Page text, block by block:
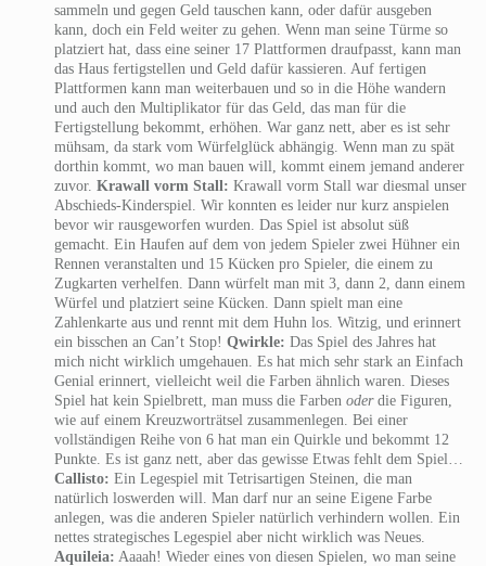
sammeln und gegen Geld tauschen kann, oder dafür ausgeben
kann, doch ein Feld weiter zu gehen. Wenn man seine Türme so
platziert hat, dass eine seiner 17 Plattformen draufpasst, kann man
das Haus fertigstellen und Geld dafür kassieren. Auf fertigen
Plattformen kann man weiterbauen und so in die Höhe wandern
und auch den Multiplikator für das Geld, das man für die
Fertigstellung bekommt, erhöhen. War ganz nett, aber es ist sehr
mühsam, da stark vom Würfelglück abhängig. Wenn man zu spät
dorthin kommt, wo man bauen will, kommt einem jemand anderer
zuvor. Krawall vorm Stall: Krawall vorm Stall war diesmal unser
Abschieds-Kinderspiel. Wir konnten es leider nur kurz anspielen
bevor wir rausgeworfen wurden. Das Spiel ist absolut süß
gemacht. Ein Haufen auf dem von jedem Spieler zwei Hühner ein
Rennen veranstalten und 15 Kücken pro Spieler, die einem zu
Zugkarten verhelfen. Dann würfelt man mit 3, dann 2, dann einem
Würfel und platziert seine Kücken. Dann spielt man eine
Zahlenkarte aus und rennt mit dem Huhn los. Witzig, und erinnert
ein bisschen an Can’t Stop! Qwirkle: Das Spiel des Jahres hat
mich nicht wirklich umgehauen. Es hat mich sehr stark an Einfach
Genial erinnert, vielleicht weil die Farben ähnlich waren. Dieses
Spiel hat kein Spielbrett, man muss die Farben oderdie Figuren,
wie auf einem Kreuzworträtsel zusammenlegen. Bei einer
vollständigen Reihe von 6 hat man ein Quirkle und bekommt 12
Punkte. Es ist ganz nett, aber das gewisse Etwas fehlt dem Spiel…
Callisto: Ein Legespiel mit Tetrisartigen Steinen, die man
natürlich loswerden will. Man darf nur an seine Eigene Farbe
anlegen, was die anderen Spieler natürlich verhindern wollen. Ein
nettes strategisches Legespiel aber nicht wirklich was Neues.
Aquileia: Aaaah! Wieder eines von diesen Spielen, wo man seine